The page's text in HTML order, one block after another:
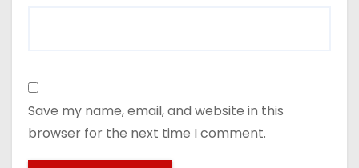
Save my name, email, and website in this
browser for the next time I comment.